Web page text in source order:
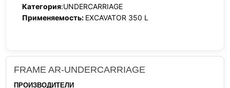
Категория:UNDERCARRIAGE
Применяемость: EXCAVATOR 350 L
FRAME AR-UNDERCARRIAGE
ПРОИЗВОДИТЕЛИ